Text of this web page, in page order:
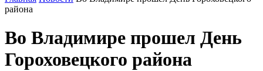
района
Во Владимире прошел День
Гороховецкого района